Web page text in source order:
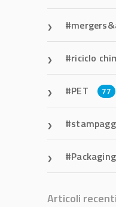
riciclo
PET 77
Articoli recenti